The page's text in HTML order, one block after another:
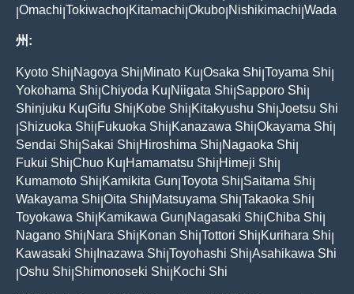
Omachi Tokiwacho Kitamachi Okubo Nishikimachi Wada
州:
Kyoto Shi Nagoya Shi Minato Ku Osaka Shi Toyama Shi
Yokohama Shi Chiyoda Ku Niigata Shi Sapporo Shi
Shinjuku Ku Gifu Shi Kobe Shi Kitakyushu Shi Joetsu Shi
Shizuoka Shi Fukuoka Shi Kanazawa Shi Okayama Shi
Sendai Shi Sakai Shi Hiroshima Shi Nagaoka Shi
Fukui Shi Chuo Ku Hamamatsu Shi Himeji Shi
Kumamoto Shi Kamikita Gun Toyota Shi Saitama Shi
Wakayama Shi Oita Shi Matsuyama Shi Takaoka Shi
Toyokawa Shi Kamikawa Gun Nagasaki Shi Chiba Shi
Nagano Shi Nara Shi Konan Shi Tottori Shi Kurihara Shi
Kawasaki Shi Inazawa Shi Toyohashi Shi Asahikawa Shi
Oshu Shi Shimonoseki Shi Kochi Shi